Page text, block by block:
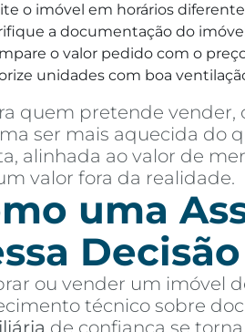
o imóvel em horários
a documentação do
o valor pedido com o
unidades com boa
quem pretende vender,
ser mais aquecida do
alinhada ao valor de
valor fora da realidade.
uma
Decisão
ou vender um imóvel
técnico sobre
de confiança se